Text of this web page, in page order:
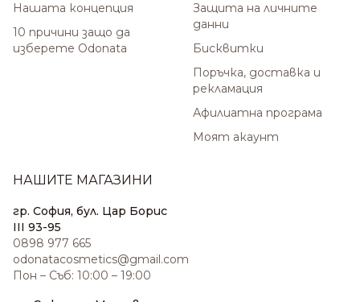
Нашата концепция
10 причини защо да
изберете Odonata
Защита на личните
данни
Бисквитки
Поръчка, доставка и
рекламация
Афилиатна програма
Моят акаунт
НАШИТЕ МАГАЗИНИ
гр. София, бул. Цар Борис
III 93-95
0898 977 665
odonatacosmetics@gmail.com
Пон – Съб: 10:00 – 19:00